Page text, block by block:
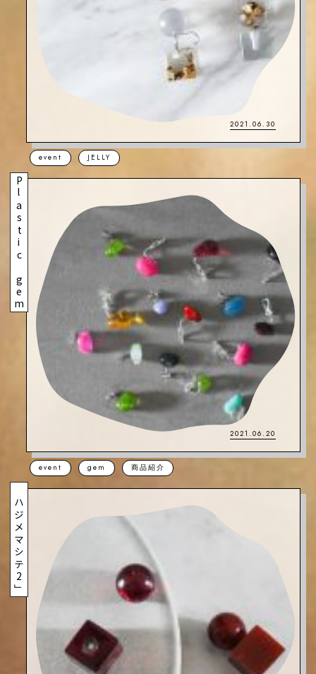
2021.06.30
event JELLY
2021.06.20
Plastic gem
event gem 商品紹介
「ハジメマシテ2」